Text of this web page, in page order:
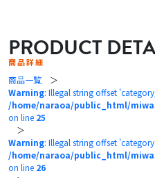
PRODUCT
商品詳細
商品一覧 ＞
Warning: Illegal string offset
/home/naraoa/public_html/
on line 25
＞
Warning: Illegal string offset
/home/naraoa/public_html/
on line 26